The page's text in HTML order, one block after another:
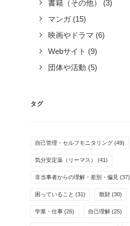
書籍（その他）
(3)
マンガ (15)
映画やドラマ (6)
Webサイト (9)
団体や活動 (5)
タグ
自己管理・セルフモニタリング (49)
気分安定薬（リーマス） (41)
非当事者からの理解・差別・偏見 (37)
困っていること (31) 散財 (30)
学業・仕事 (26) 自己理解 (25)